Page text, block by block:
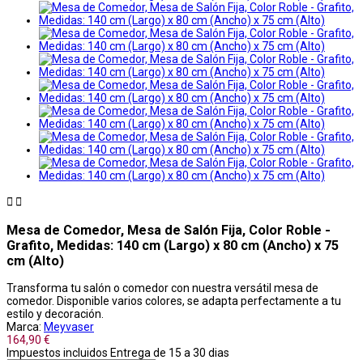
 
Mesa de Comedor, Mesa de Salón Fija, Color Roble -
Grafito, Medidas: 140 cm (Largo) x 80 cm (Ancho) x 75
cm (Alto)
Transforma tu salón o comedor con nuestra versátil mesa de
comedor. Disponible varios colores, se adapta perfectamente a tu
estilo y decoración.
Marca: Meyvaser
164,90 €
Impuestos incluidos Entrega de 15 a 30 dias